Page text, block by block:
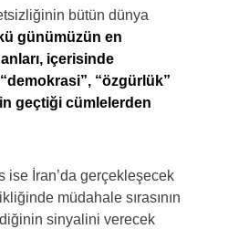
bütün dünya
günümüzün en
içerisinde
“özgürlük”
geçtiği cümlelerden
ise İran’da gerçekleşecek
müdahale sırasının
sinyalini verecek